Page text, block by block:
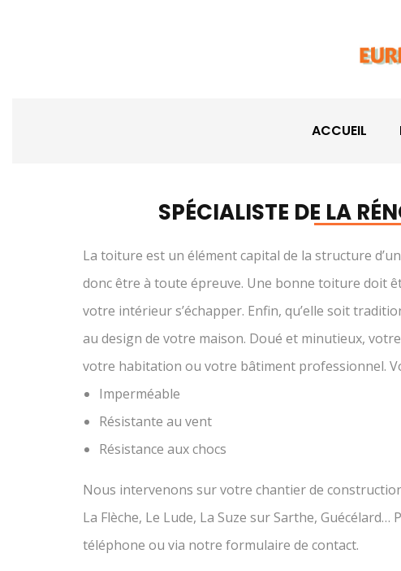
ACCUEIL
SPÉCIALISTE DE LA
La toiture est un élément capital de la structure
donc être à toute épreuve. Une bonne toiture doit
votre intérieur s’échapper. Enfin, qu’elle soit
au design de votre maison. Doué et minutieux,
votre habitation ou votre bâtiment professionnel.
Imperméable
Résistante au vent
Résistance aux chocs
Nous intervenons sur votre chantier de
La Flèche, Le Lude, La Suze sur Sarthe,
téléphone ou via notre formulaire de contact.